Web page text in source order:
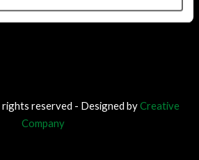
reserved - Designed byCreative
Company